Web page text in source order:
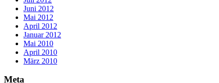
Juni 2012
Mai 2012
April 2012
Januar 2012
Mai 2010
April 2010
März 2010
Meta